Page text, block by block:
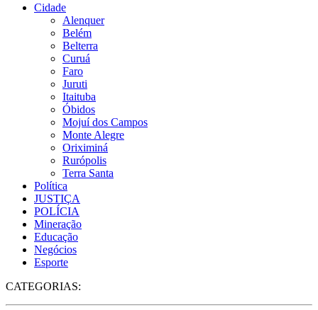
Cidade
Alenquer
Belém
Belterra
Curuá
Faro
Juruti
Itaituba
Óbidos
Mojuí dos Campos
Monte Alegre
Oriximiná
Rurópolis
Terra Santa
Política
JUSTIÇA
POLÍCIA
Mineração
Educação
Negócios
Esporte
CATEGORIAS: